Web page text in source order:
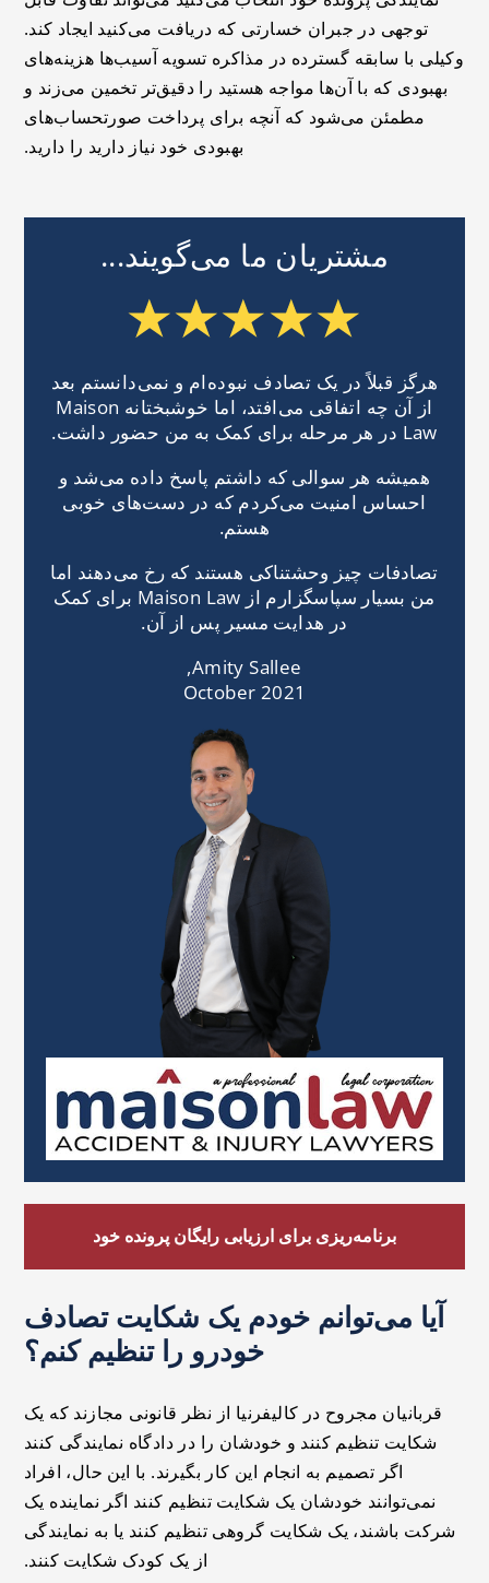
توجهی در جبران خسارتی که دریافت می‌کنید ایجاد کند.
وکیلی با سابقه گسترده در مذاکره تسویه آسیب‌ها هزینه‌های
بهبودی که با آن‌ها مواجه هستید را دقیق‌تر تخمین می‌زند و
مطمئن می‌شود که آنچه برای پرداخت صورتحساب‌های
بهبودی خود نیاز دارید را دارید.
مشتریان ما می‌گویند...
هرگز قبلاً در یک تصادف نبوده‌ام و نمی‌دانستم بعد
از آن چه اتفاقی می‌افتد، اما خوشبختانه Maison
Law در هر مرحله برای کمک به من حضور داشت.
همیشه هر سوالی که داشتم پاسخ داده می‌شد و
احساس امنیت می‌کردم که در دست‌های خوبی
هستم.
تصادفات چیز وحشتناکی هستند که رخ می‌دهند اما
من بسیار سپاسگزارم از Maison Law برای کمک
در هدایت مسیر پس از آن.
Amity Sallee,
October 2021
برنامه‌ریزی برای ارزیابی رایگان پرونده خود
آیا می‌توانم خودم یک شکایت تصادف
خودرو را تنظیم کنم؟
قربانیان مجروح در کالیفرنیا از نظر قانونی مجازند که یک
شکایت تنظیم کنند و خودشان را در دادگاه نمایندگی کنند
اگر تصمیم به انجام این کار بگیرند. با این حال، افراد
نمی‌توانند خودشان یک شکایت تنظیم کنند اگر نماینده یک
شرکت باشند، یک شکایت گروهی تنظیم کنند یا به نمایندگی
از یک کودک شکایت کنند.